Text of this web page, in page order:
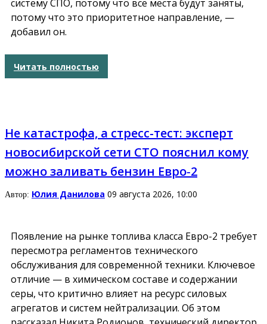
систему СПО, потому что все места будут заняты,
потому что это приоритетное направление, —
добавил он.
Читать полностью
Не катастрофа, а стресс-тест: эксперт
новосибирской сети СТО пояснил кому
можно заливать бензин Евро‑2
Автор: Юлия Данилова 09 августа 2026, 10:00
Появление на рынке топлива класса Евро-2 требует
пересмотра регламентов технического
обслуживания для современной техники. Ключевое
отличие — в химическом составе и содержании
серы, что критично влияет на ресурс силовых
агрегатов и систем нейтрализации. Об этом